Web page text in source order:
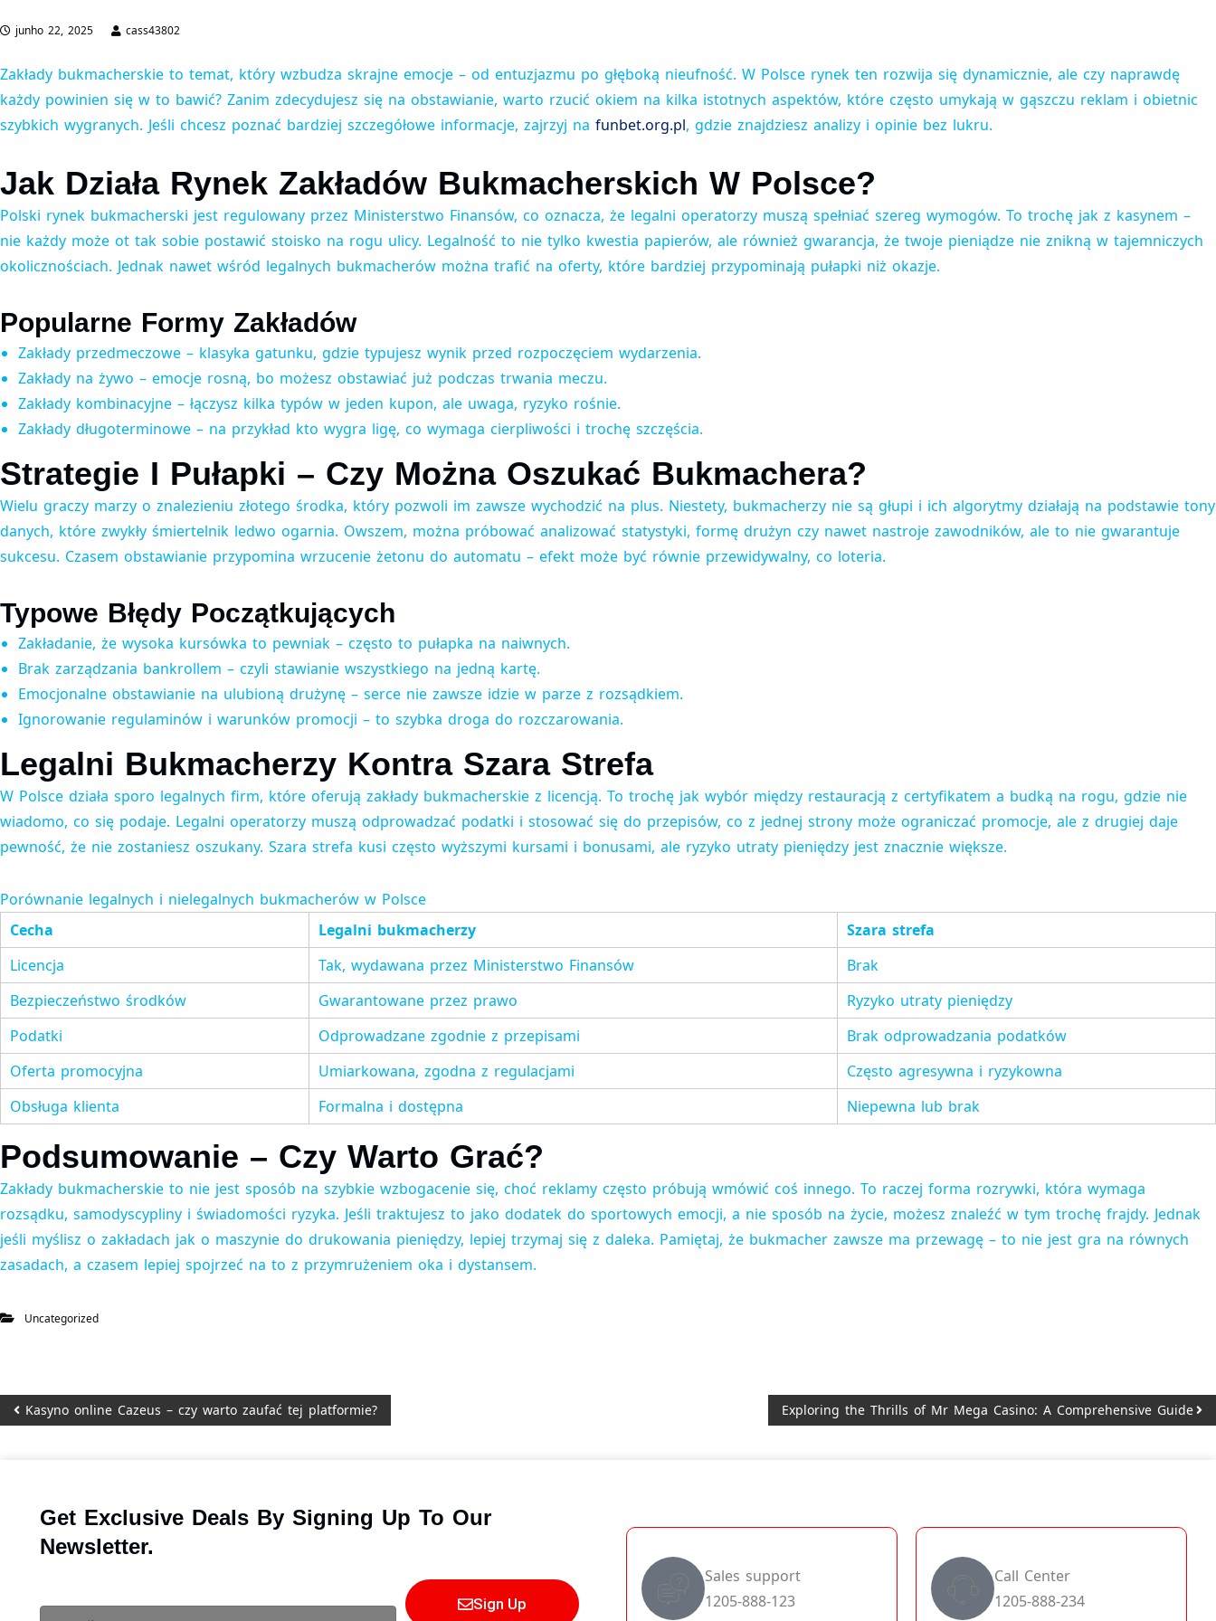
junho 22, 2025 cass43802
Zakłady bukmacherskie to temat, który wzbudza skrajne emocje – od entuzjazmu po głęboką nieufność. W Polsce rynek ten rozwija się dynamicznie, ale czy naprawdę
każdy powinien się w to bawić? Zanim zdecydujesz się na obstawianie, warto rzucić okiem na kilka istotnych aspektów, które często umykają w gąszczu reklam i obietnic
szybkich wygranych. Jeśli chcesz poznać bardziej szczegółowe informacje, zajrzyj na funbet.org.pl, gdzie znajdziesz analizy i opinie bez lukru.
Jak Działa Rynek Zakładów Bukmacherskich W Polsce?
Polski rynek bukmacherski jest regulowany przez Ministerstwo Finansów, co oznacza, że legalni operatorzy muszą spełniać szereg wymogów. To trochę jak z kasynem –
nie każdy może ot tak sobie postawić stoisko na rogu ulicy. Legalność to nie tylko kwestia papierów, ale również gwarancja, że twoje pieniądze nie znikną w tajemniczych
okolicznościach. Jednak nawet wśród legalnych bukmacherów można trafić na oferty, które bardziej przypominają pułapki niż okazje.
Popularne Formy Zakładów
Zakłady przedmeczowe – klasyka gatunku, gdzie typujesz wynik przed rozpoczęciem wydarzenia.
Zakłady na żywo – emocje rosną, bo możesz obstawiać już podczas trwania meczu.
Zakłady kombinacyjne – łączysz kilka typów w jeden kupon, ale uwaga, ryzyko rośnie.
Zakłady długoterminowe – na przykład kto wygra ligę, co wymaga cierpliwości i trochę szczęścia.
Strategie I Pułapki – Czy Można Oszukać Bukmachera?
Wielu graczy marzy o znalezieniu złotego środka, który pozwoli im zawsze wychodzić na plus. Niestety, bukmacherzy nie są głupi i ich algorytmy działają na podstawie tony
danych, które zwykły śmiertelnik ledwo ogarnia. Owszem, można próbować analizować statystyki, formę drużyn czy nawet nastroje zawodników, ale to nie gwarantuje
sukcesu. Czasem obstawianie przypomina wrzucenie żetonu do automatu – efekt może być równie przewidywalny, co loteria.
Typowe Błędy Początkujących
Zakładanie, że wysoka kursówka to pewniak – często to pułapka na naiwnych.
Brak zarządzania bankrollem – czyli stawianie wszystkiego na jedną kartę.
Emocjonalne obstawianie na ulubioną drużynę – serce nie zawsze idzie w parze z rozsądkiem.
Ignorowanie regulaminów i warunków promocji – to szybka droga do rozczarowania.
Legalni Bukmacherzy Kontra Szara Strefa
W Polsce działa sporo legalnych firm, które oferują zakłady bukmacherskie z licencją. To trochę jak wybór między restauracją z certyfikatem a budką na rogu, gdzie nie
wiadomo, co się podaje. Legalni operatorzy muszą odprowadzać podatki i stosować się do przepisów, co z jednej strony może ograniczać promocje, ale z drugiej daje
pewność, że nie zostaniesz oszukany. Szara strefa kusi często wyższymi kursami i bonusami, ale ryzyko utraty pieniędzy jest znacznie większe.
Porównanie legalnych i nielegalnych bukmacherów w Polsce
Cecha
Legalni bukmacherzy
Szara strefa
Licencja
Tak, wydawana przez Ministerstwo Finansów
Brak
Bezpieczeństwo środków
Gwarantowane przez prawo
Ryzyko utraty pieniędzy
Podatki
Odprowadzane zgodnie z przepisami
Brak odprowadzania podatków
Oferta promocyjna
Umiarkowana, zgodna z regulacjami
Często agresywna i ryzykowna
Obsługa klienta
Formalna i dostępna Niepewna lub brak
Podsumowanie – Czy Warto Grać?
Zakłady bukmacherskie to nie jest sposób na szybkie wzbogacenie się, choć reklamy często próbują wmówić coś innego. To raczej forma rozrywki, która wymaga
rozsądku, samodyscypliny i świadomości ryzyka. Jeśli traktujesz to jako dodatek do sportowych emocji, a nie sposób na życie, możesz znaleźć w tym trochę frajdy. Jednak
jeśli myślisz o zakładach jak o maszynie do drukowania pieniędzy, lepiej trzymaj się z daleka. Pamiętaj, że bukmacher zawsze ma przewagę – to nie jest gra na równych
zasadach, a czasem lepiej spojrzeć na to z przymrużeniem oka i dystansem.
Uncategorized
Kasyno online Cazeus – czy warto zaufać tej platformie? Exploring the Thrills of Mr Mega Casino: A Comprehensive Guide
Get Exclusive Deals By Signing Up To Our
Newsletter.
Sign Up
Sales support
1205-888-123
Call Center
1205-888-234